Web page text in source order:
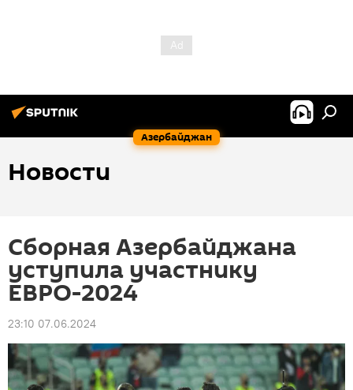
Азербайджан
Новости
Сборная Азербайджана
уступила участнику
ЕВРО-2024
23:10 07.06.2024